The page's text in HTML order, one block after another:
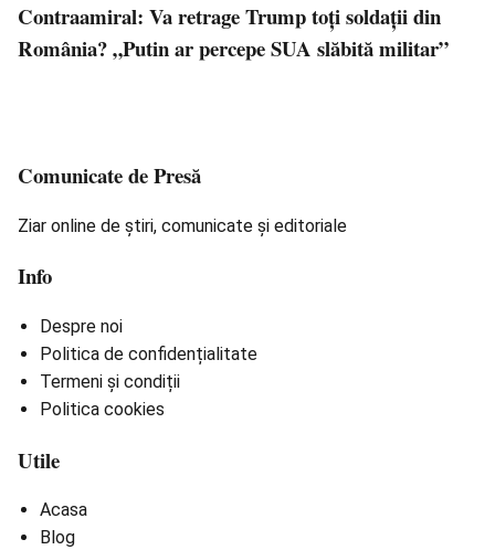
Contraamiral: Va retrage Trump toți soldații din
România? „Putin ar percepe SUA slăbită militar”
Comunicate de Presă
Ziar online de știri, comunicate și editoriale
Info
Despre noi
Politica de confidențialitate
Termeni și condiții
Politica cookies
Utile
Acasa
Blog